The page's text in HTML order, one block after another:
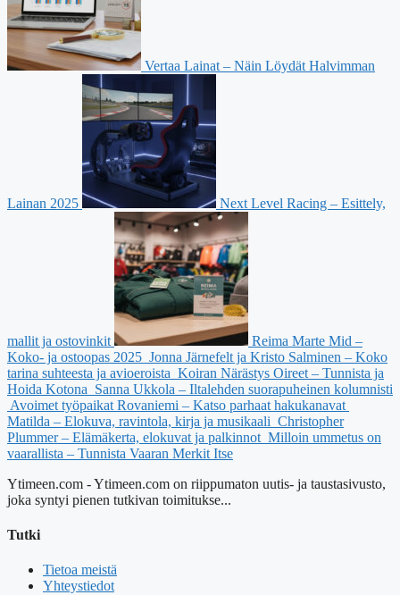
Vertaa Lainat – Näin Löydät Halvimman
Lainan 2025 Next Level Racing – Esittely,
mallit ja ostovinkit
Reima Marte Mid –
Koko- ja ostoopas 2025 Jonna Järnefelt ja Kristo Salminen – Koko
tarina suhteesta ja avioeroista Koiran Närästys Oireet – Tunnista ja
Hoida Kotona Sanna Ukkola – Iltalehden suorapuheinen kolumnisti
Avoimet työpaikat Rovaniemi – Katso parhaat hakukanavat
Matilda – Elokuva, ravintola, kirja ja musikaali Christopher
Plummer – Elämäkerta, elokuvat ja palkinnot Milloin ummetus on
vaarallista – Tunnista Vaaran Merkit Itse
Ytimeen.com - Ytimeen.com on riippumaton uutis- ja taustasivusto,
joka syntyi pienen tutkivan toimitukse...
Tutki
Tietoa meistä
Yhteystiedot